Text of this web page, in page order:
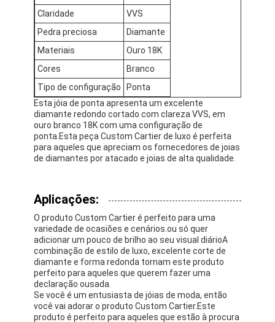
Para casa
Produtos
Vídeos
Claridade
VVS
Pedra preciosa
Diamante
Materiais
Ouro 18K
Cores
Branco
Tipo de configuração
Ponta
Esta jóia de ponta apresenta um excelente
diamante redondo cortado com clareza VVS, em
ouro branco 18K com uma configuração de
ponta.Esta peça Custom Cartier de luxo é perfeita
para aqueles que apreciam os fornecedores de joias
de diamantes por atacado e joias de alta qualidade.
Aplicações:
O produto Custom Cartier é perfeito para uma
variedade de ocasiões e cenários.ou só quer
adicionar um pouco de brilho ao seu visual diárioA
combinação de estilo de luxo, excelente corte de
diamante e forma redonda tornam este produto
perfeito para aqueles que querem fazer uma
declaração ousada.
Se você é um entusiasta de jóias de moda, então
você vai adorar o produto Custom Cartier.Este
produto é perfeito para aqueles que estão à procura